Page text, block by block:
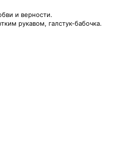
и верности.
рукавом, галстук-бабочка.